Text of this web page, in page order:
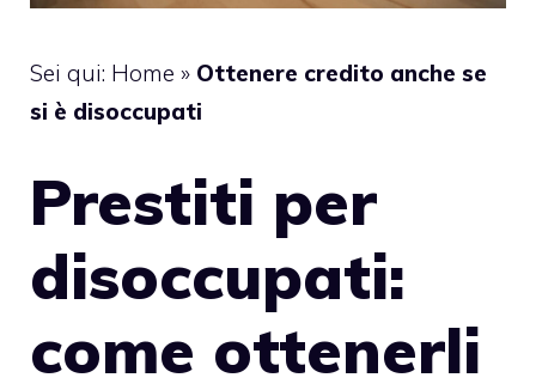
Sei qui: Home » Ottenere credito anche se
si è disoccupati
Prestiti per
disoccupati:
come ottenerli